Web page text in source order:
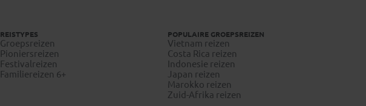
REISTYPES
Groepsreizen
Pioniersreizen
Festivalreizen
Familiereizen 6+
POPULAIRE GROEPSREIZEN
Vietnam reizen
Costa Rica reizen
Indonesie reizen
Japan reizen
Marokko reizen
Zuid-Afrika reizen